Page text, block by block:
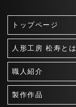
トップページ
人形工房 松寿とは
職人紹介
製作作品